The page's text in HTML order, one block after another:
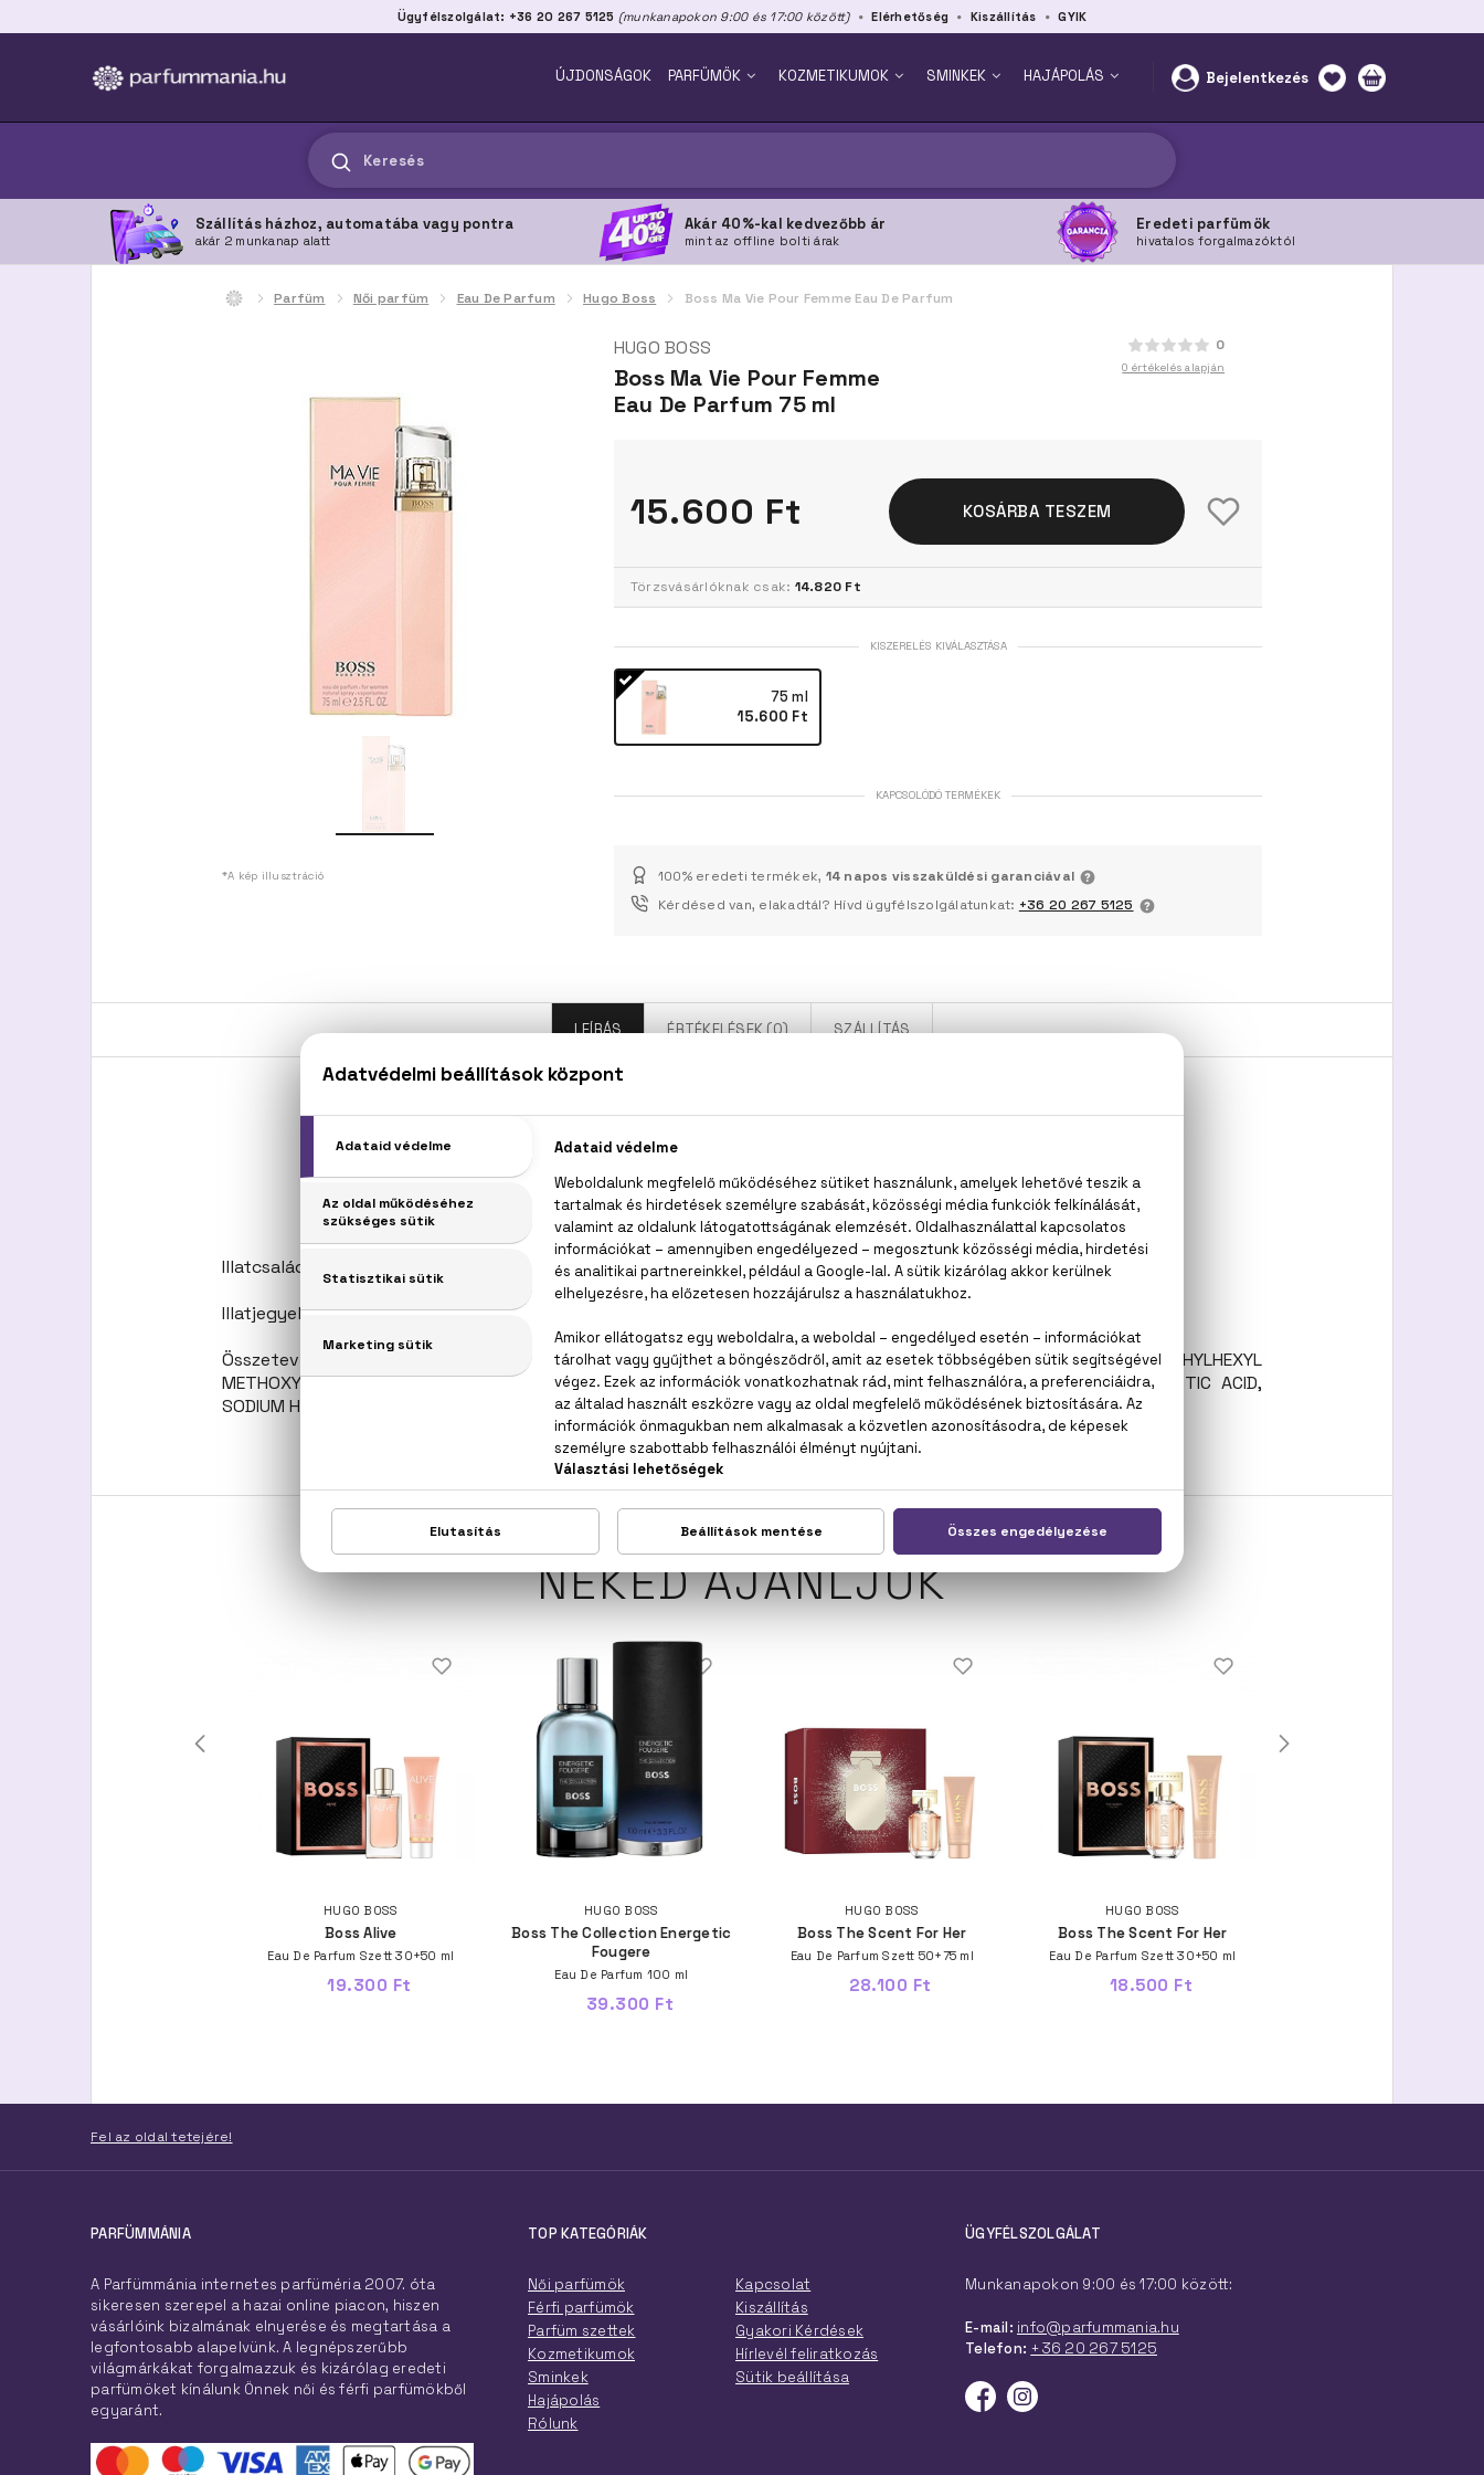
Ügyfélszolgálat: +36 20 267 5125 (munkanapokon 9:00 és 17:00 között) Elérhetőség Kiszállítás GYIK
ÚJDONSÁGOK PARFÜMÖK KOZMETIKUMOK SMINKEK HAJÁPOLÁS Bejelentkezés
Keresés
Szállítás házhoz, automatába vagy pontra
akár 2 munkanap alatt
Akár 40%-kal kedvezőbb ár
mint az offline bolti árak
Eredeti parfümök
hivatalos forgalmazóktól
Parfüm Női parfüm Eau De Parfum Hugo Boss Boss Ma Vie Pour Femme Eau De Parfum
*A kép illusztráció
0
0 értékelés alapján
HUGO BOSS
Boss Ma Vie Pour Femme
Eau De Parfum 75 ml
15.600 Ft KOSÁRBA TESZEM
Törzsvásárlóknak csak: 14.820 Ft
KISZERELÉS KIVÁLASZTÁSA
75 ml
15.600 Ft
KAPCSOLÓDÓ TERMÉKEK
100% eredeti termékek, 14 napos visszaküldési garanciával
Kérdésed van, elakadtál? Hívd ügyfélszolgálatunkat: +36 20 267 5125
LEÍRÁS ÉRTÉKELÉSEK (0) SZÁLLÍTÁS
Boss Ma Vie Pour Femme Eau De Parfum
Illatcsalád: Virágos
Illatjegyek: Kaktuszvirág, rózsabimbó, rózsaszín virágos jegyek, cédrus
Összetevők: ALCOHOL DENAT., WATER, FRAGRANCE, METHYL CYCLODEXTRIN, LIMONENE, HYDROXYCITRONELLAL, ETHYLHEXYL
METHOXYCINNAMATE, LINALOOL, DIETHYLAMINO HYDROXYBENZOYL HEXYL BENZOATE, CITRONELLOL, GERANIOL, LACTIC ACID,
SODIUM HYDROXIDE, COUMARIN, CITRAL, BHT, BENZYL ALCOHOL.
NEKED AJÁNLJUK
HUGO BOSS
Boss Alive
Eau De Parfum Szett 30+50 ml
19.300 Ft
HUGO BOSS
Boss The Collection Energetic
Fougere
Eau De Parfum 100 ml
39.300 Ft
HUGO BOSS
Boss The Scent For Her
Eau De Parfum Szett 50+75 ml
28.100 Ft
HUGO BOSS
Boss The Scent For Her
Eau De Parfum Szett 30+50 ml
18.500 Ft
Fel az oldal tetejére!
PARFÜMMÁNIA
A Parfümmánia internetes parfüméria 2007. óta
sikeresen szerepel a hazai online piacon, hiszen
vásárlóink bizalmának elnyerése és megtartása a
legfontosabb alapelvünk. A legnépszerűbb
világmárkákat forgalmazzuk és kizárólag eredeti
parfümöket kínálunk Önnek női és férfi parfümökből
egyaránt.
TOP KATEGÓRIÁK
Női parfümök
Férfi parfümök
Parfüm szettek
Kozmetikumok
Sminkek
Hajápolás
Rólunk
Kapcsolat
Kiszállítás
Gyakori Kérdések
Hírlevél feliratkozás
Sütik beállítása
ÜGYFÉLSZOLGÁLAT
Munkanapokon 9:00 és 17:00 között:
E-mail: info@parfummania.hu
Telefon: +36 20 267 5125